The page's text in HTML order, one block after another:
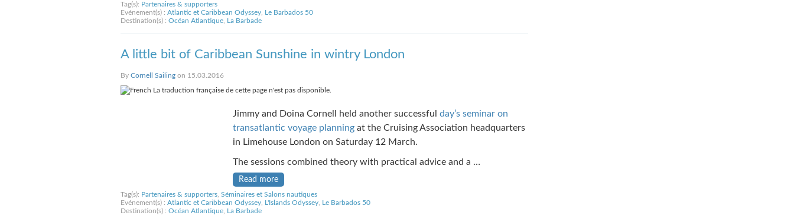
Tag(s): Partenaires & supporters
Evénement(s) : Atlantic et Caribbean Odyssey, Le Barbados 50
Destination(s) : Océan Atlantique, La Barbade
A little bit of Caribbean Sunshine in wintry London
By Cornell Sailingon 15.03.2016
La traduction française de cette page n'est pas disponible.
Jimmy and Doina Cornell held another successful day’s seminar on
transatlantic voyage planningat the Cruising Association headquarters
in Limehouse London on Saturday 12 March.
The sessions combined theory with practical advice and a …
Read more
Tag(s): Partenaires & supporters, Séminaires et Salons nautiques
Evénement(s) : Atlantic et Caribbean Odyssey, L'Islands Odyssey, Le Barbados 50
Destination(s) : Océan Atlantique, La Barbade